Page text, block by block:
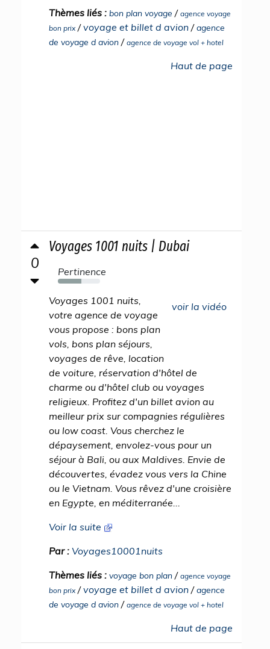
Thèmes liés : bon plan voyage / agence voyage
bon prix /voyage et billet d avion /agence
de voyage d avion / agence de voyage vol + hotel
Haut de page
0
Voyages 1001 nuits | Dubai
Pertinence
55%
voir la vidéo
Voyages 1001 nuits,
votre agence de voyage
vous propose : bons plan
vols, bons plan séjours,
voyages de rêve, location
de voiture, réservation d'hôtel de
charme ou d'hôtel club ou voyages
religieux. Profitez d'un billet avion au
meilleur prix sur compagnies régulières
ou low coast. Vous cherchez le
dépaysement, envolez-vous pour un
séjour à Bali, ou aux Maldives. Envie de
découvertes, évadez vous vers la Chine
ou le Vietnam. Vous rêvez d'une croisière
en Egypte, en méditerranée...
Voir la suite
Par : Voyages10001nuits
Thèmes liés : voyage bon plan / agence voyage
bon prix /voyage et billet d avion /agence
de voyage d avion / agence de voyage vol + hotel
Haut de page